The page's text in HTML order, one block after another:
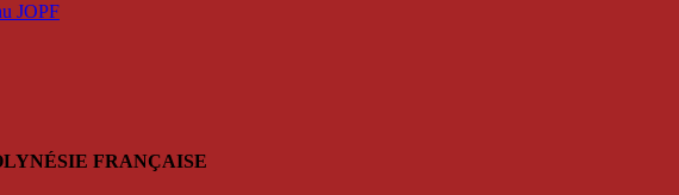
JOPF
FRANÇAISE